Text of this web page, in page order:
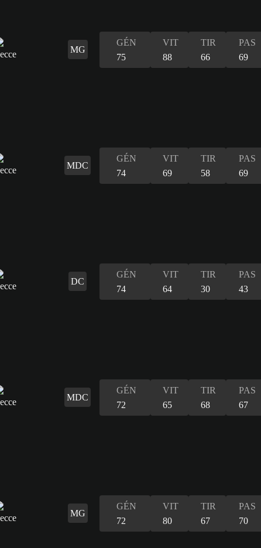
MG
GÉN
75
VIT
88
TIR
66
PAS
69
MDC
GÉN
74
VIT
69
TIR
58
PAS
69
DC
GÉN
74
VIT
64
TIR
30
PAS
43
MDC
GÉN
72
VIT
65
TIR
68
PAS
67
MG
GÉN
72
VIT
80
TIR
67
PAS
70